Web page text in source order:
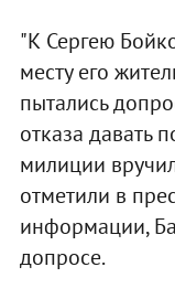
"К Сергею
месту его
пытались
отказа давать
милиции
отметили в
информации,
допросе.